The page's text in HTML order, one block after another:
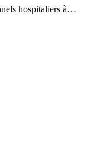
hospitaliers à…